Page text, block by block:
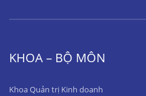
KHOA – BỘ MÔN
Khoa Quản trị Kinh doanh